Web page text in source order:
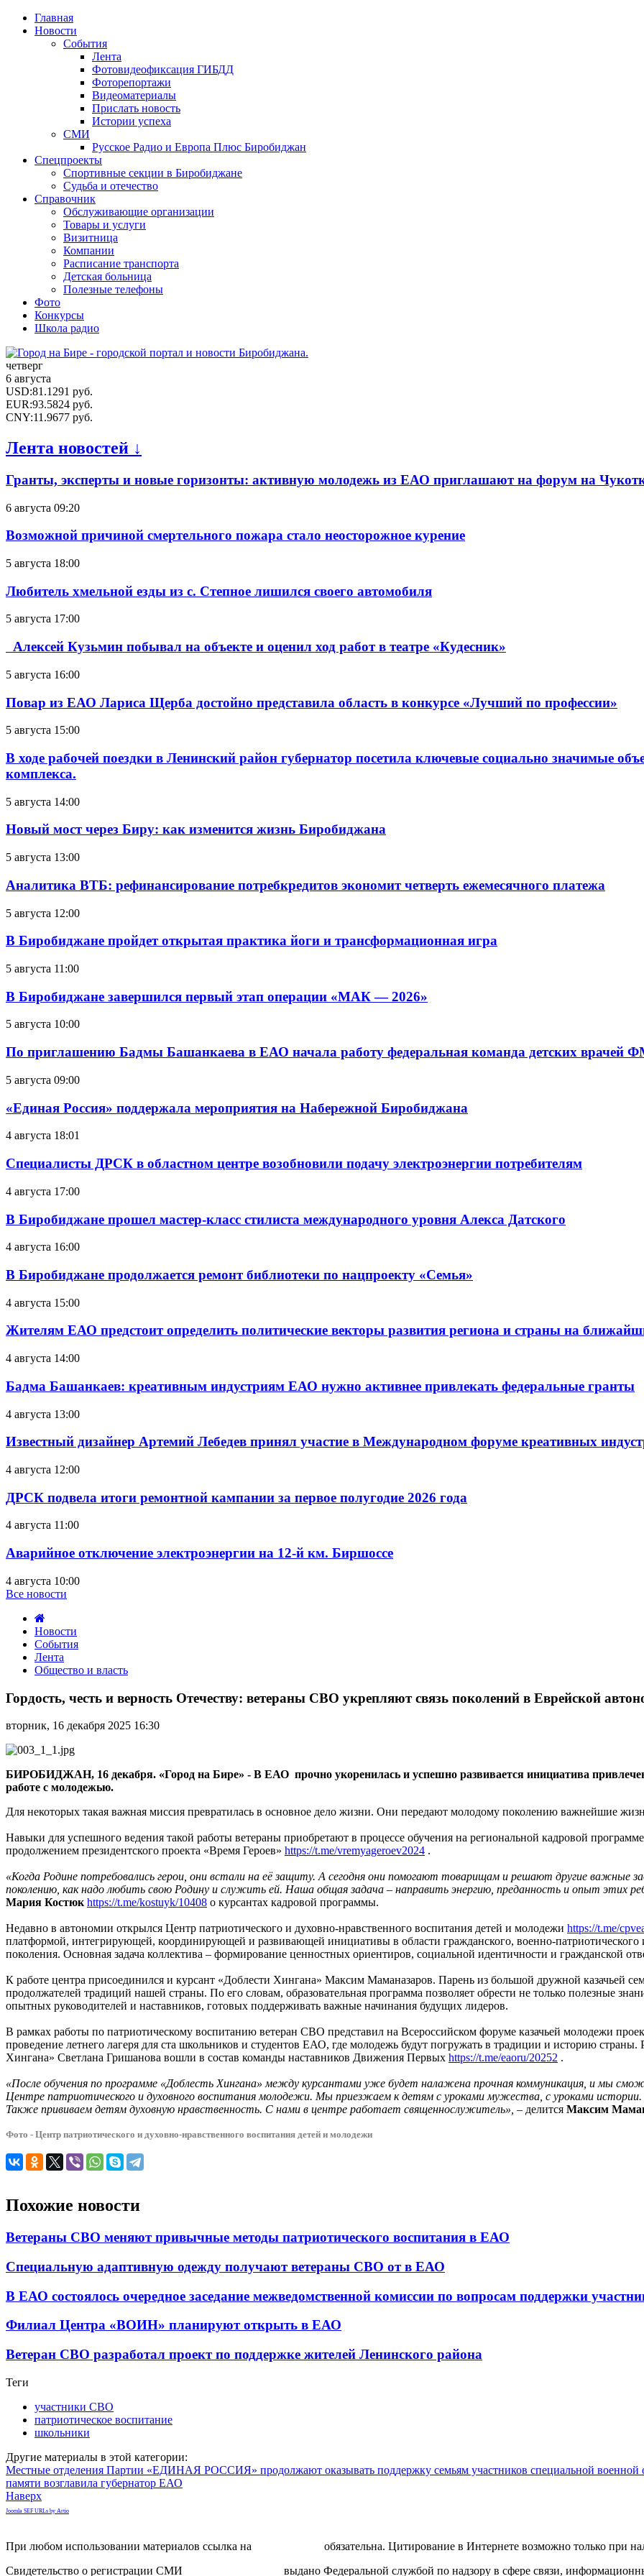
Главная
Новости
События
Лента
Фотовидеофиксация ГИБДД
Фоторепортажи
Видеоматериалы
Прислать новость
Истории успеха
СМИ
Русское Радио и Европа Плюс Биробиджан
Спецпроекты
Спортивные секции в Биробиджане
Судьба и отечество
Справочник
Обслуживающие организации
Товары и услуги
Визитница
Компании
Расписание транспорта
Детская больница
Полезные телефоны
Фото
Конкурсы
Школа радио
четверг
6 августа
USD:81.1291 руб.
EUR:93.5824 руб.
CNY:11.9677 руб.
Лента новостей ↓
Гранты, эксперты и новые горизонты: активную молодежь из ЕАО приглашают на форум на
6 августа 09:20
Возможной причиной смертельного пожара стало неосторожное курение
5 августа 18:00
Любитель хмельной езды из с. Степное лишился своего автомобиля
5 августа 17:00
Алексей Кузьмин побывал на объекте и оценил ход работ в театре «Кудесник»
5 августа 16:00
Повар из ЕАО Лариса Щерба достойно представила область в конкурсе «Лучший по профессии»
5 августа 15:00
В ходе рабочей поездки в Ленинский район губернатор посетила ключевые социально значимые
комплекса.
5 августа 14:00
Новый мост через Биру: как изменится жизнь Биробиджана
5 августа 13:00
Аналитика ВТБ: рефинансирование потребкредитов экономит четверть ежемесячного платежа
5 августа 12:00
В Биробиджане пройдет открытая практика йоги и трансформационная игра
5 августа 11:00
В Биробиджане завершился первый этап операции «МАК — 2026»
5 августа 10:00
По приглашению Бадмы Башанкаева в ЕАО начала работу федеральная команда детских врачей
5 августа 09:00
«Единая Россия» поддержала мероприятия на Набережной Биробиджана
4 августа 18:01
Специалисты ДРСК в областном центре возобновили подачу электроэнергии потребителям
4 августа 17:00
В Биробиджане прошел мастер-класс стилиста международного уровня Алекса Датского
4 августа 16:00
В Биробиджане продолжается ремонт библиотеки по нацпроекту «Семья»
4 августа 15:00
Жителям ЕАО предстоит определить политические векторы развития региона и страны на
4 августа 14:00
Бадма Башанкаев: креативным индустриям ЕАО нужно активнее привлекать федеральные гранты
4 августа 13:00
Известный дизайнер Артемий Лебедев принял участие в Международном форуме креативных
4 августа 12:00
ДРСК подвела итоги ремонтной кампании за первое полугодие 2026 года
4 августа 11:00
Аварийное отключение электроэнергии на 12-й км. Биршоссе
4 августа 10:00
Все новости
Новости
События
Лента
Общество и власть
честь
и
верность
Отечеству:
ветераны
укрепляют
связь
в
автономной
области
Гордость, честь и верность Отечеству: ветераны СВО укрепляют связь поколений в Еврейской
вторник, 16 декабря 2025 16:30
БИРОБИДЖАН, 16 декабря. «Город на Бире» - В ЕАО прочно укоренилась и успешно развивается инициатива
работе с молодежью.
Для некоторых такая важная миссия превратилась в основное дело жизни. Они передают молодому поколению важнейшие
Навыки для успешного ведения такой работы ветераны приобретают в процессе обучения на региональной кадровой
продолжением президентского проекта «Время Героев» https://t.me/vremyageroev2024 .
«Когда Родине потребовались герои, они встали на её защиту. А сегодня они помогают товарищам и решают другие
поколению, как надо любить свою Родину и служить ей. Наша общая задача – направить энергию, преданность и опыт этих
Мария Костюк https://t.me/kostuyk/10408 о курсантах кадровой программы.
Недавно в автономии открылся Центр патриотического и духовно-нравственного воспитания детей и молодежи https://t.me/
платформой, интегрирующей, координирующей и развивающей инициативы в области гражданского, военно-патриотического
поколения. Основная задача коллектива – формирование ценностных ориентиров, социальной идентичности и гражданской
К работе центра присоединился и курсант «Доблести Хингана» Максим Маманазаров. Парень из большой дружной казачьей
продолжателей традиций нашей страны. По его словам, образовательная программа позволяет обрести не только полезные
опытных руководителей и наставников, готовых поддерживать важные начинания будущих лидеров.
В рамках работы по патриотическому воспитанию ветеран СВО представил на Всероссийском форуме казачьей молодежи
проведение летнего лагеря для ста школьников и студентов ЕАО, где молодежь будут погружать в традиции и историю
Хингана» Светлана Гришанова вошли в состав команды наставников Движения Первых https://t.me/eaoru/20252 .
«После обучения по программе «Доблесть Хингана» между курсантами уже будет налажена прочная коммуникация, и мы
Центре патриотического и духовного воспитания молодежи. Мы приезжаем к детям с уроками мужества, с уроками
Также прививаем детям духовную нравственность. С нами в центре работает священнослужитель», – делится Максим
Фото - Центр патриотического и духовно-нравственного воспитания детей и молодежи
Похожие новости
Ветераны СВО меняют привычные методы патриотического воспитания в ЕАО
Специальную адаптивную одежду получают ветераны СВО от в ЕАО
В ЕАО состоялось очередное заседание межведомственной комиссии по вопросам поддержки
Филиал Центра «ВОИН» планируют открыть в ЕАО
Ветеран СВО разработал проект по поддержке жителей Ленинского района
Теги
участники СВО
патриотическое воспитание
школьники
Другие материалы в этой категории:
Местные отделения Партии «ЕДИНАЯ РОССИЯ» продолжают оказывать поддержку семьям участников специальной военной
памяти возглавила губернатор ЕАО
Наверх
Joomla SEF URLs by Artio
При любом использовании материалов ссылка на
обязательна. Цитирование в Интернете возможно только при
Свидетельство о регистрации СМИ
выдано Федеральной службой по надзору в сфере связи,